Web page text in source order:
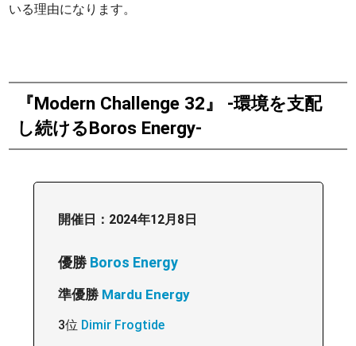
いる理由になります。
『Modern Challenge 32』 -環境を支配
し続けるBoros Energy-
開催日：2024年12月8日
優勝 Boros Energy
準優勝 Mardu Energy
3位 Dimir Frogtide